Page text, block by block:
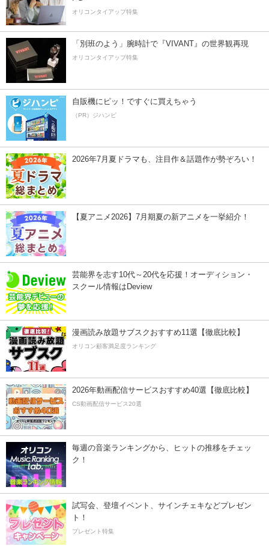
オリコンタイアップ特集
「別班のよう」腕時計で『VIVANT』の世界観再現
オリコンタイアップ特集
自販機にピッ！ですぐに買えちゃう
（PR）ジハンピ
2026年7月夏ドラマも、注目作＆話題作が勢ぞろい！
【夏アニメ2026】7月期夏の新アニメを一挙紹介！
芸能界を志す10代～20代を応援！オーディション・
スクール情報はDeview
漫画読み放題サブスクおすすめ11選【徹底比較】
オリコン顧客満足度ランキング
2026年動画配信サービスおすすめ40選【徹底比較】
CS動画配信サービス20選
毎週の音楽ランキングから、ヒットの推移をチェッ
ク！
試写会、登壇イベント、サインチェキなどプレゼン
ト！
プレゼント特集